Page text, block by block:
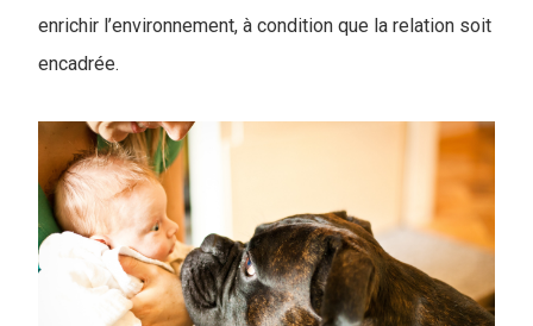
enrichir l’environnement, à condition que la relation soit
encadrée.